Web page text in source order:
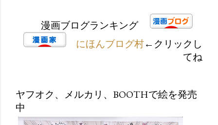
漫画ブログランキング
にほんブログ村←クリックし
てね
ヤフオク、メルカリ、BOOTHで絵を発売
中